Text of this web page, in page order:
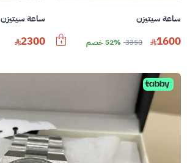
ساعة سيتيزن
1600
3350 52% خصم
ساعة سيتيزن
2300